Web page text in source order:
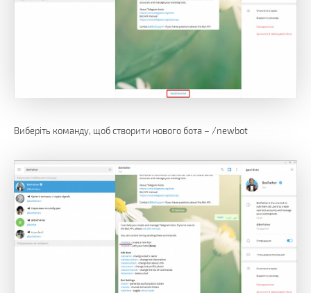
Виберіть команду, щоб створити нового бота – /newbot